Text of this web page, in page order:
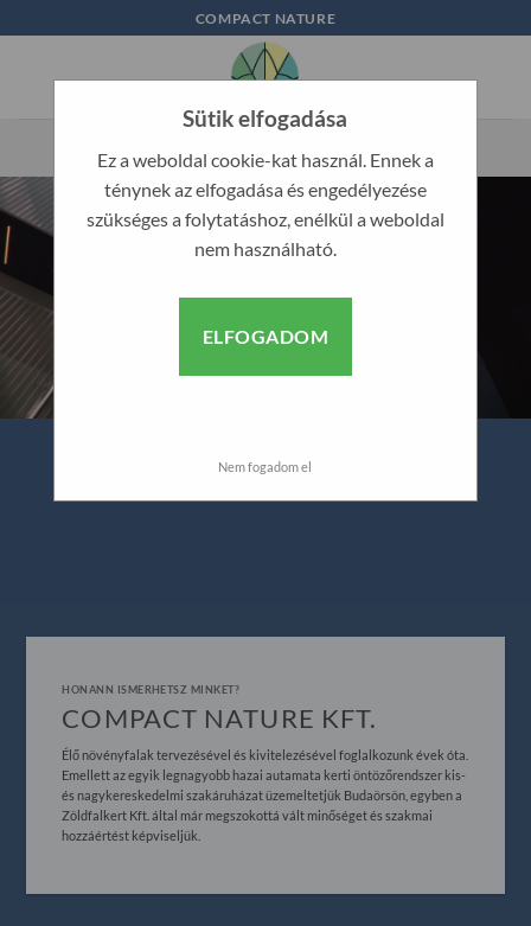
to
COMPACT NATURE
HONANN ISMERHETSZ MINKET?
COMPACT NATURE KFT.
Élő növényfalak tervezésével és kivitelezésével foglalkozunk évek óta.
Emellett az egyik legnagyobb hazai autamata kerti öntözőrendszer kis-
és nagykereskedelmi szakáruházat üzemeltetjük Budaörsön, egyben a
Zöldfalkert Kft. által már megszokottá vált minőséget és szakmai
hozzáértést képviseljük.
Sütik elfogadása
Ez a weboldal cookie-kat használ. Ennek a
ténynek az elfogadása és engedélyezése
szükséges a folytatáshoz, enélkül a weboldal
nem használható.
ELFOGADOM
Nem fogadom el